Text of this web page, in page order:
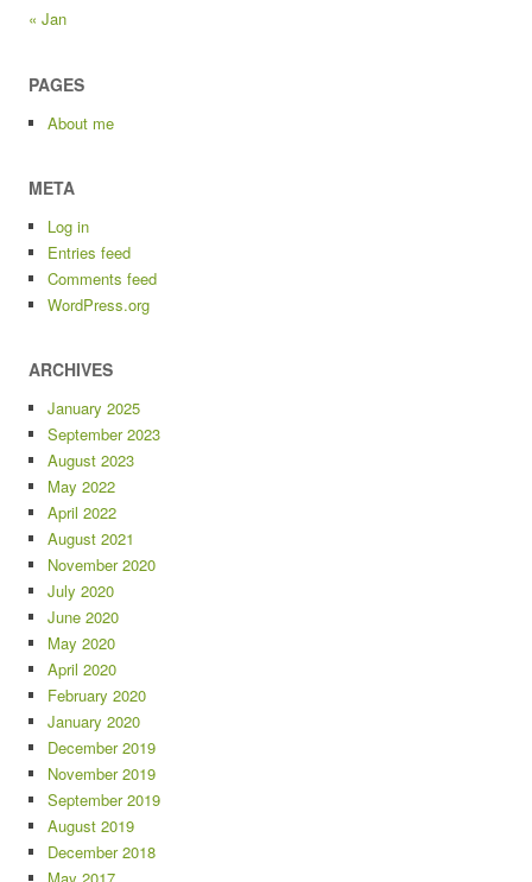
« Jan
PAGES
About me
META
Log in
Entries feed
Comments feed
WordPress.org
ARCHIVES
January 2025
September 2023
August 2023
May 2022
April 2022
August 2021
November 2020
July 2020
June 2020
May 2020
April 2020
February 2020
January 2020
December 2019
November 2019
September 2019
August 2019
December 2018